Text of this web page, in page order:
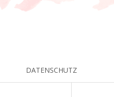
DATENSCHUTZ